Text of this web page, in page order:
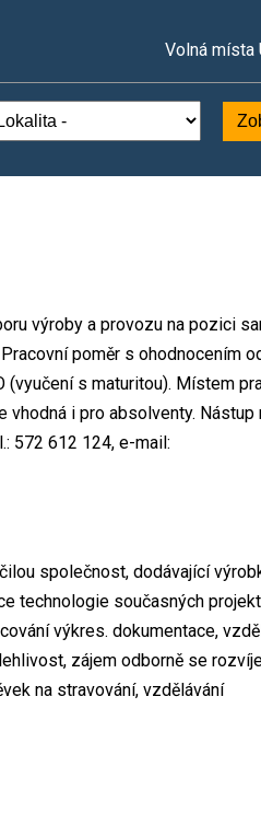
Volná místa
výroby a provozu na pozici
poměr s ohodnocením
s maturitou). Místem
vhodná i pro absolventy. Nástup
572 612 124, e-mail:
společnost, dodávající
technologie současných
výkres. dokumentace,
zájem odborně se
na stravování, vzdělávání